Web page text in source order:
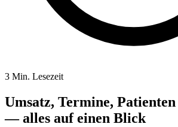
3 Min. Lesezeit
Umsatz, Termine,
— alles auf einen Blick